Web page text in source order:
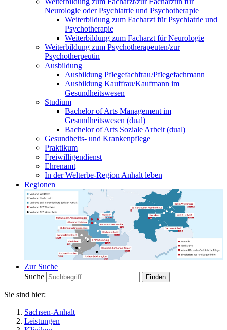
Neurologie oder Psychiatrie und Psychotherapie
Weiterbildung zum Facharzt für Psychiatrie und
Psychotherapie
Weiterbildung zum Facharzt für Neurologie
Weiterbildung zum Psychotherapeuten/zur
Psychotherpeutin
Ausbildung
Ausbildung Pflegefachfrau/Pflegefachmann
Ausbildung Kauffrau/Kaufmann im
Gesundheitswesen
Studium
Bachelor of Arts Management im
Gesundheitswesen (dual)
Bachelor of Arts Soziale Arbeit (dual)
Gesundheits- und Krankenpflege
Praktikum
Freiwilligendienst
Ehrenamt
In der Welterbe-Region Anhalt leben
Regionen
Zur Suche
Suche
Sie sind hier:
Sachsen-Anhalt
Leistungen